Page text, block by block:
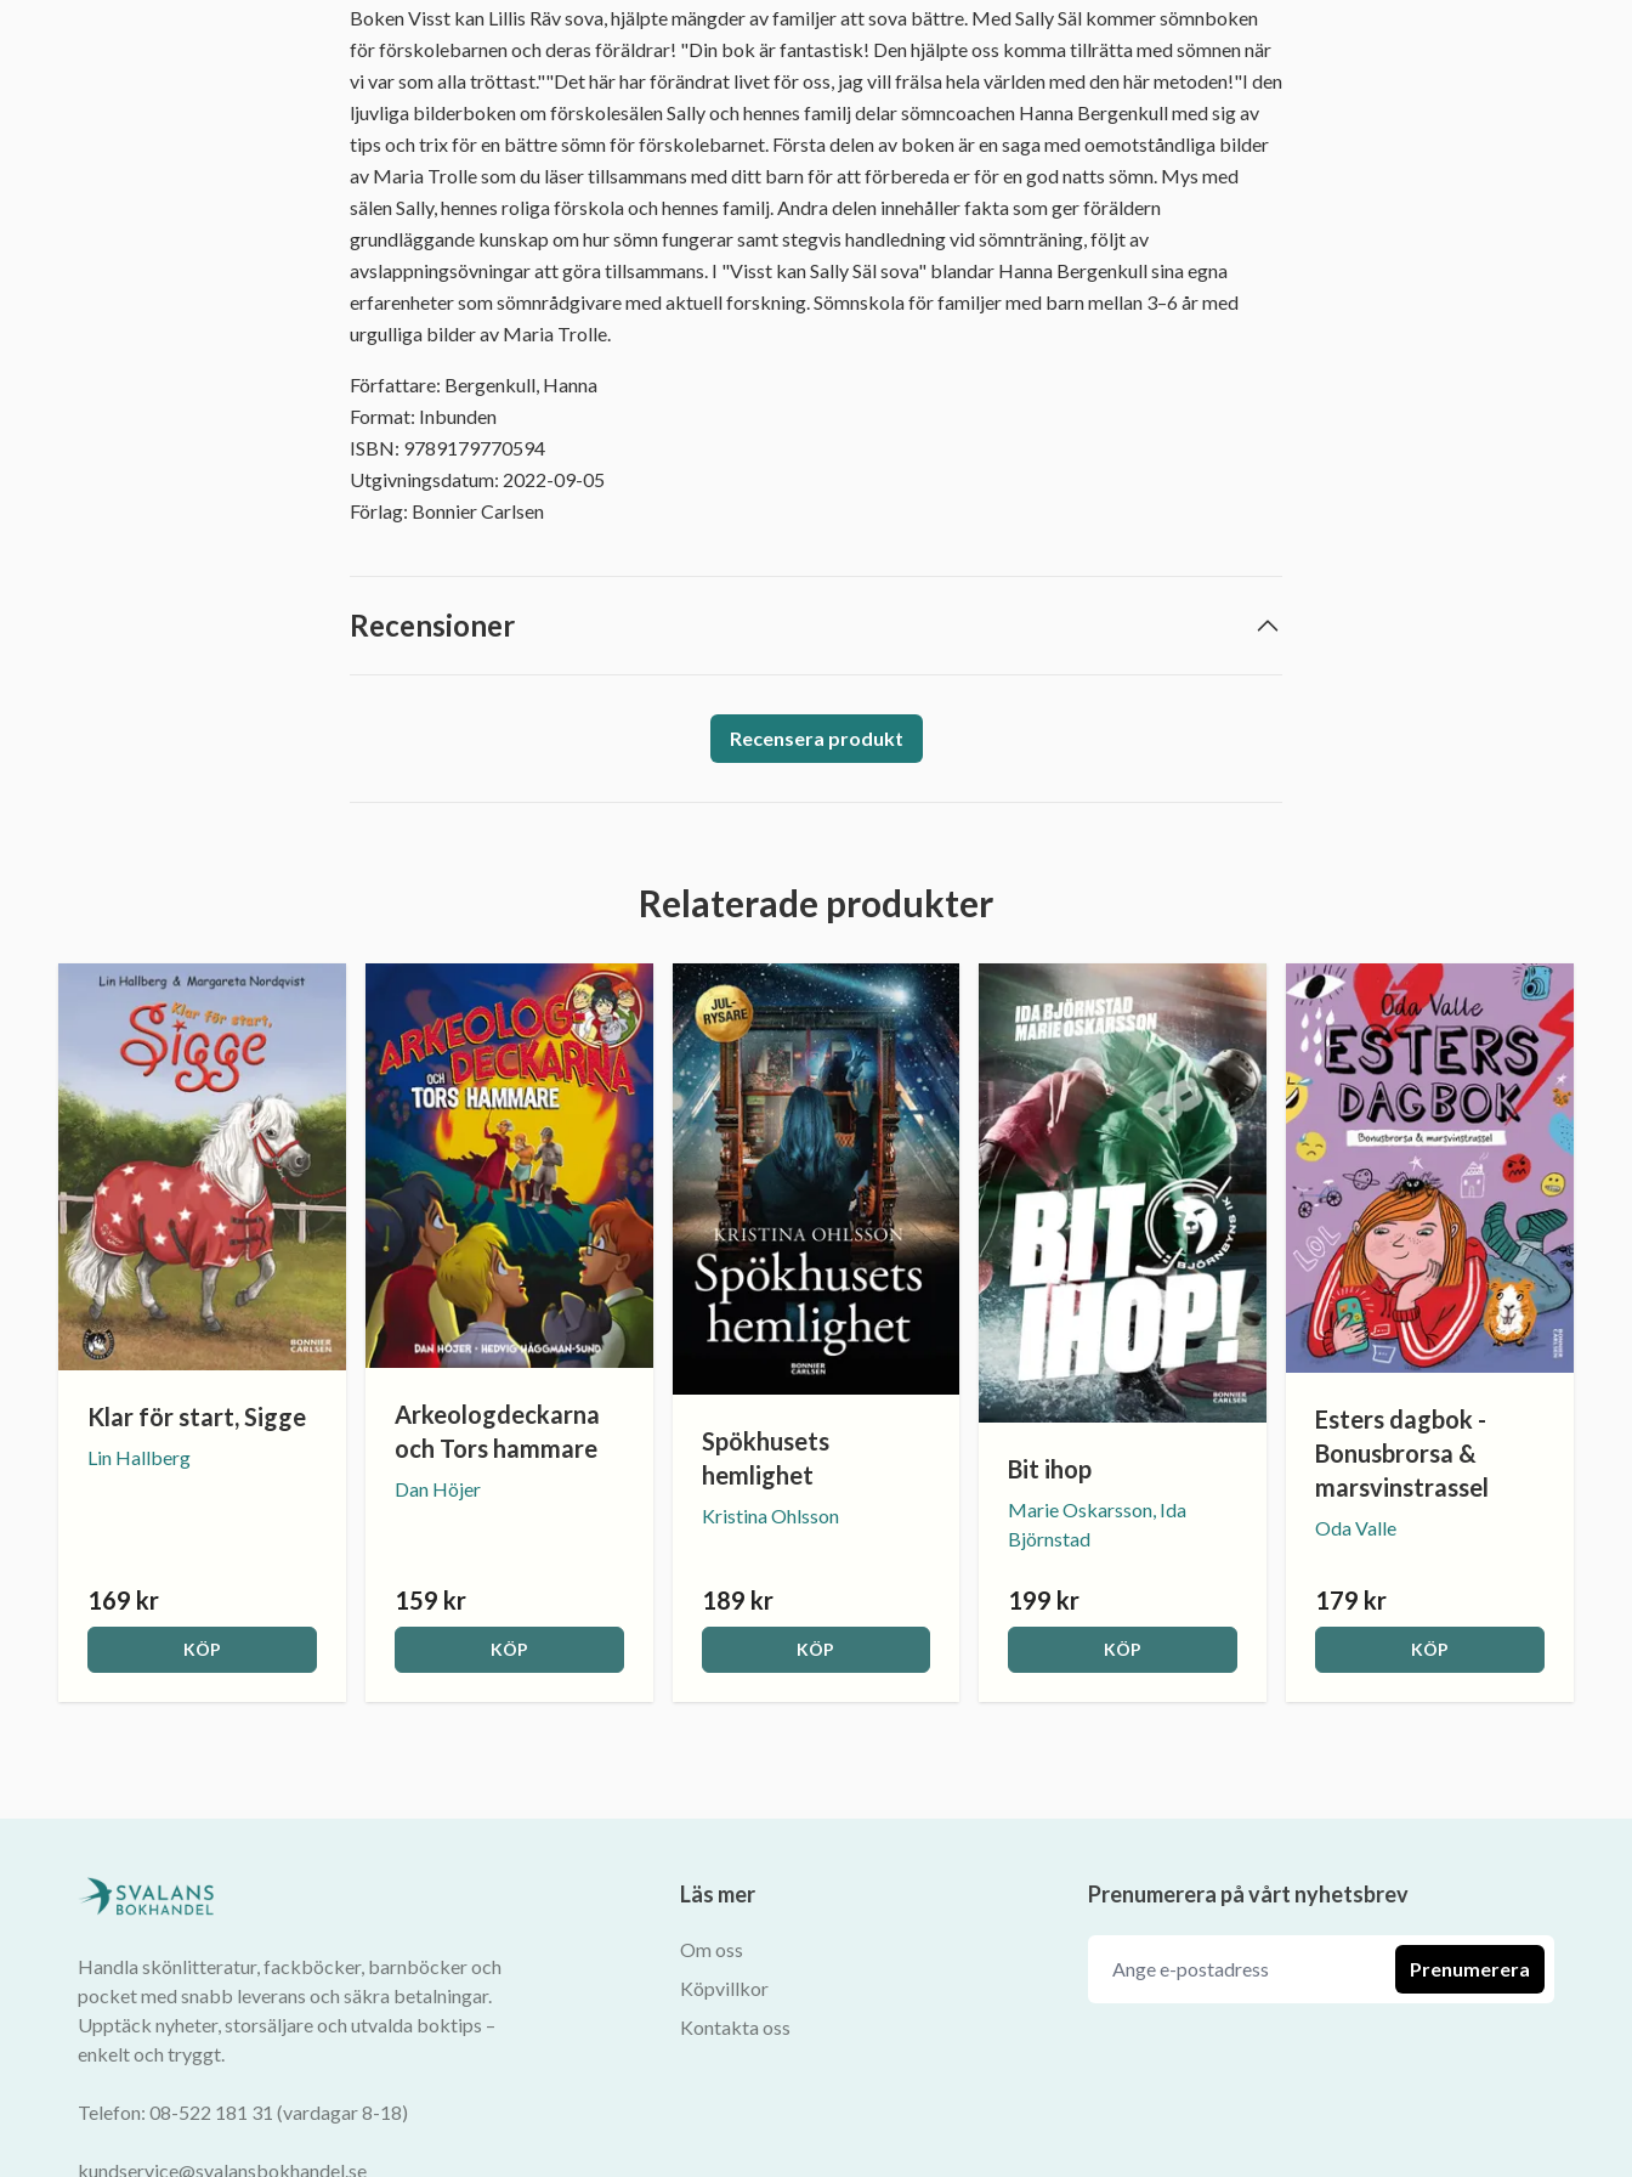
Boken Visst kan Lillis Räv sova, hjälpte mängder av familjer att sova bättre. Med Sally Säl kommer sömnboken
för förskolebarnen och deras föräldrar! "Din bok är fantastisk! Den hjälpte oss komma tillrätta med sömnen när
vi var som alla tröttast.""Det här har förändrat livet för oss, jag vill frälsa hela världen med den här metoden!"I den
ljuvliga bilderboken om förskolesälen Sally och hennes familj delar sömncoachen Hanna Bergenkull med sig av
tips och trix för en bättre sömn för förskolebarnet. Första delen av boken är en saga med oemotståndliga bilder
av Maria Trolle som du läser tillsammans med ditt barn för att förbereda er för en god natts sömn. Mys med
sälen Sally, hennes roliga förskola och hennes familj. Andra delen innehåller fakta som ger föräldern
grundläggande kunskap om hur sömn fungerar samt stegvis handledning vid sömnträning, följt av
avslappningsövningar att göra tillsammans. I "Visst kan Sally Säl sova" blandar Hanna Bergenkull sina egna
erfarenheter som sömnrådgivare med aktuell forskning. Sömnskola för familjer med barn mellan 3–6 år med
urgulliga bilder av Maria Trolle.
Författare: Bergenkull, Hanna
Format: Inbunden
ISBN: 9789179770594
Utgivningsdatum: 2022-09-05
Förlag: Bonnier Carlsen
Recensioner
Recensera produkt
Relaterade produkter
Klar för start, Sigge
Lin Hallberg
169 kr
KÖP
Arkeologdeckarna
och Tors hammare
Dan Höjer
159 kr
KÖP
Spökhusets
hemlighet
Kristina Ohlsson
189 kr
KÖP
Bit ihop
Marie Oskarsson, Ida
Björnstad
199 kr
KÖP
Esters dagbok -
Bonusbrorsa &
marsvinstrassel
Oda Valle
179 kr
KÖP
Handla skönlitteratur, fackböcker, barnböcker och
pocket med snabb leverans och säkra betalningar.
Upptäck nyheter, storsäljare och utvalda boktips –
enkelt och tryggt.
Telefon: 08-522 181 31 (vardagar 8-18)
kundservice@svalansbokhandel.se
Läs mer
Om oss
Köpvillkor
Kontakta oss
Prenumerera på vårt nyhetsbrev
Prenumerera